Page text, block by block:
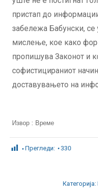
пристап до
забележа Бабунски, се
мислење, кое како
пропишува Законот и
софистицираниот
доставувањето на
Извор : Време
Прегледи: 330
Категорија: